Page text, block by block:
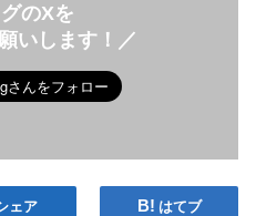
のXを
いします！／
ェア はてブ